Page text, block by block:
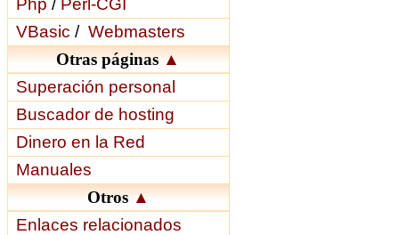
Php / Perl-CGI
VBasic / Webmasters
Otras páginas▲
Superación personal
Buscador de hosting
Dinero en la Red
Manuales
Otros▲
Enlaces relacionados